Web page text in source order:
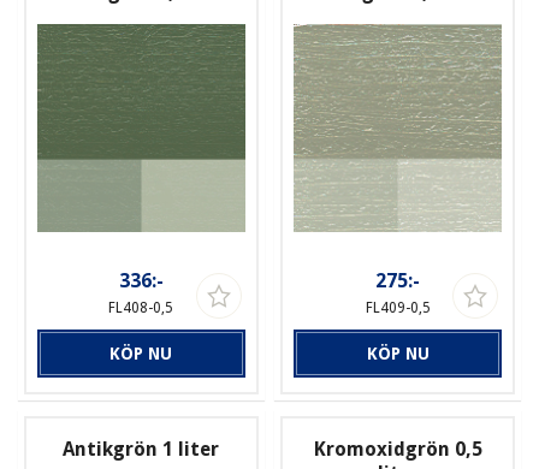
336:-
FL408-0,5
KÖP NU
275:-
FL409-0,5
KÖP NU
Antikgrön 1 liter
Kromoxidgrön 0,5